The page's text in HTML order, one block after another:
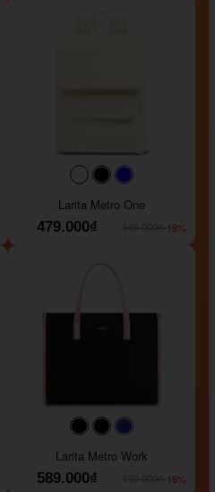
#faf0e6#000000
Larita Metro One
479.000₫
-19%
#000000#000000
Larita Metro Work
589.000₫
-16%